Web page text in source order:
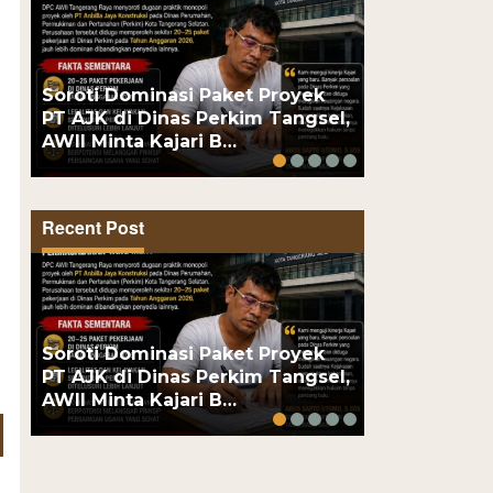
Soroti Dominasi Paket Proyek
PT AJK di Dinas Perkim Tangsel,
AWII Minta Kajari B…
Recent Post
Soroti Dominasi Paket Proyek
PT AJK di Dinas Perkim Tangsel,
AWII Minta Kajari B…